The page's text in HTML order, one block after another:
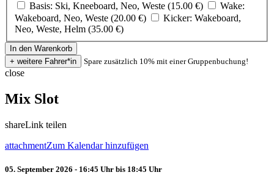
Basis: Ski, Kneeboard, Neo, Weste (15.00 €)
Wake:
Wakeboard, Neo, Weste (20.00 €)
Kicker: Wakeboard,
Neo, Weste, Helm (35.00 €)
Spare zusätzlich 10% mit einer Gruppenbuchung!
close
Mix Slot
shareLink teilen
attachmentZum Kalendar hinzufügen
05. September 2026 - 16:45 Uhr bis 18:45 Uhr